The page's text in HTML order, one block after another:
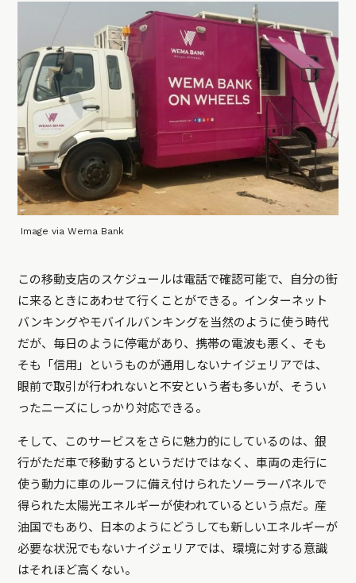
Image via Wema Bank
この移動支店のスケジュールは電話で確認可能で、自分の街
に来るときにあわせて行くことができる。インターネット
バンキングやモバイルバンキングを当然のように使う時代
だが、毎日のように停電があり、携帯の電波も悪く、そも
そも「信用」というものが通用しないナイジェリアでは、
眼前で取引が行われないと不安という者も多いが、そうい
ったニーズにしっかり対応できる。
そして、このサービスをさらに魅力的にしているのは、銀
行がただ車で移動するというだけではなく、車両の走行に
使う動力に車のルーフに備え付けられたソーラーパネルで
得られた太陽光エネルギーが使われているという点だ。産
油国でもあり、日本のようにどうしても新しいエネルギーが
必要な状況でもないナイジェリアでは、環境に対する意識
はそれほど高くない。